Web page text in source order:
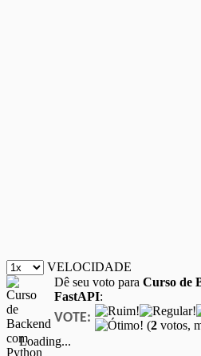
VELOCIDADE
Dê seu voto para Curso de
FastAPI:
VOTE: (2 votos,
Loading...